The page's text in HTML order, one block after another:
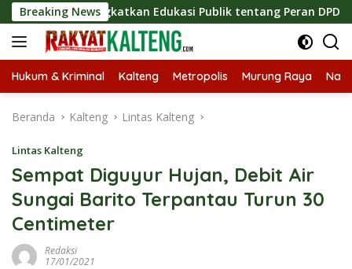
Langsung
ke
konten
Breaking News
Tingkatkan Edukasi Publik tentang Peran DPD RI
Hukum & Kriminal Kalteng Metropolis Murung Raya
Beranda Kalteng Lintas Kalteng
Lintas Kalteng
Sempat Diguyur Hujan, Debit Air
Sungai Barito Terpantau Turun 30
Centimeter
Redaksi
17/01/2021